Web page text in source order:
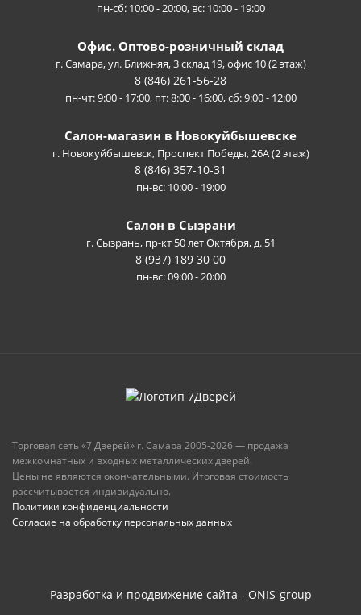
пн-сб: 10:00 - 20:00, вс: 10:00 - 19:00
Офис. Оптово-розничный склад
г. Самара, ул. Ближняя, 3 склад 19, офис 10 (2 этаж)
8 (846) 261-56-28
пн-чт: 9:00 - 17:00, пт: 8:00 - 16:00, сб: 9:00 - 12:00
Салон-магазин в Новокуйбышевске
г. Новокуйбышевск, Проспект Победы, 26А (2 этаж)
8 (846) 357-10-31
пн-вс: 10:00 - 19:00
Салон в Сызрани
г. Сызрань, пр-кт 50 лет Октября, д. 51
8 (937) 189 30 00
пн-вс: 09:00 - 20:00
Торговая сеть «7 Дверей» г. Самара 2005-2026 — продажа
межкомнатных и входных металлических дверей.
Цены не являются окончательными. Итоговая стоимость
рассчитывается индивидуально.
Политики конфиденциальности
Согласие на обработку персональных данных
Разработка и продвижение сайта - ONIS-group